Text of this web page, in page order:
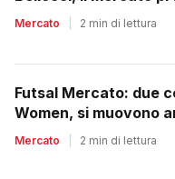
Mercato 2 min di lettura
Futsal Mercato: due
Women, si muovono
regionale
Mercato 2 min di lettura